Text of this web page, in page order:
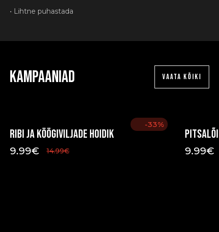
• Lihtne puhastada
Kampaaniad VAATA KÕIKI
-33%
Ribi ja köögiviljade hoidik
14.99€
9.99€ 9.99€